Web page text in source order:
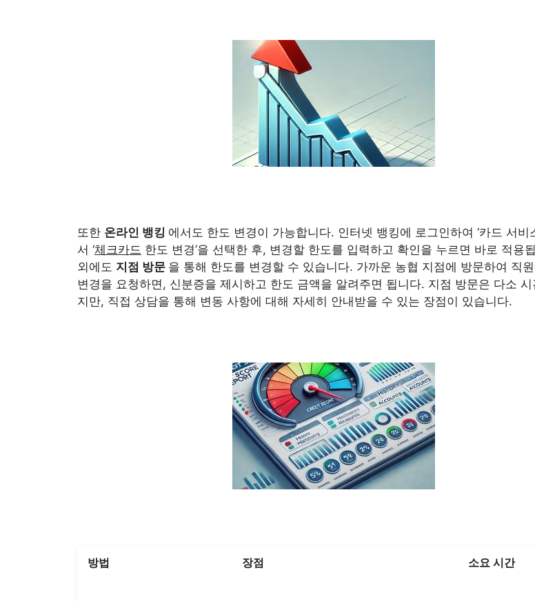
또한 온라인 뱅킹 에서도 한도 변경이 가능합니다. 인터넷 뱅킹에 로그인하여 ‘카드 서비
서 ‘체크카드 한도 변경’을 선택한 후, 변경할 한도를 입력하고 확인을 누르면 바로 적용
외에도 지점 방문 을 통해 한도를 변경할 수 있습니다. 가까운 농협 지점에 방문하여 직
변경을 요청하면, 신분증을 제시하고 한도 금액을 알려주면 됩니다. 지점 방문은 다소 시
지만, 직접 상담을 통해 변동 사항에 대해 자세히 안내받을 수 있는 장점이 있습니다.
방법 장점 소요 시간